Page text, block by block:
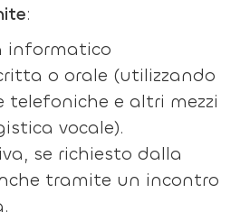
:
informatico
o orale (utilizzando
telefoniche e altri mezzi
vocale).
se richiesto dalla
tramite un incontro